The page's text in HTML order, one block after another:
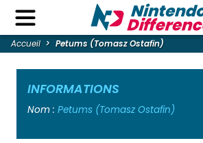
Accueil Petums (Tomasz Ostafin)
INFORMATIONS
Nom : Petums (Tomasz Ostafin)